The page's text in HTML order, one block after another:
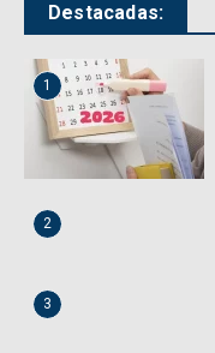
Destacadas:
1
2
3